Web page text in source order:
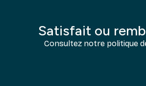
Satisfait ou
Consultez notre politique